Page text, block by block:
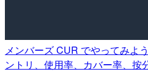
メンバーズ CUR でやってみよ
ントリ、使用率、カバー率、按